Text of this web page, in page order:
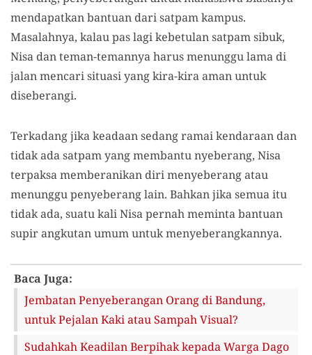
mendapatkan bantuan dari satpam kampus.
Masalahnya, kalau pas lagi kebetulan satpam sibuk,
Nisa dan teman-temannya harus menunggu lama di
jalan mencari situasi yang kira-kira aman untuk
diseberangi.
Terkadang jika keadaan sedang ramai kendaraan dan
tidak ada satpam yang membantu nyeberang, Nisa
terpaksa memberanikan diri menyeberang atau
menunggu penyeberang lain. Bahkan jika semua itu
tidak ada, suatu kali Nisa pernah meminta bantuan
supir angkutan umum untuk menyeberangkannya.
Baca Juga:
Jembatan Penyeberangan Orang di Bandung,
untuk Pejalan Kaki atau Sampah Visual?
Sudahkah Keadilan Berpihak kepada Warga Dago